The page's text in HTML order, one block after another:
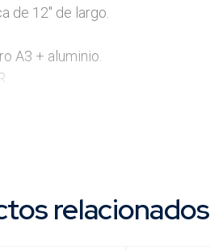
de 12" de largo.
A3 + aluminio.
de tensado.
relacionados